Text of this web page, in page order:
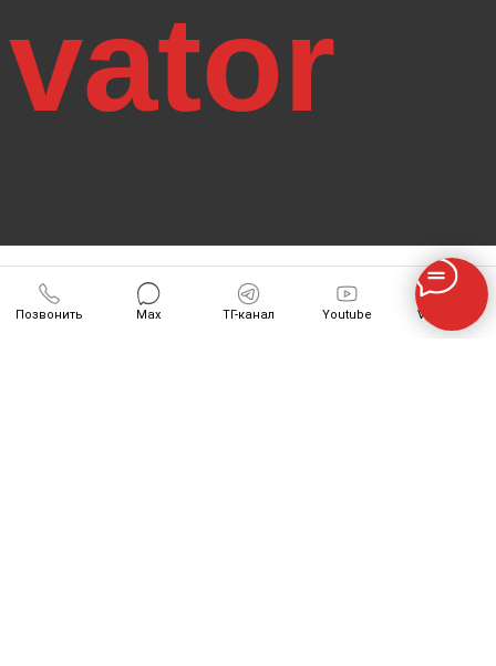
Позвонить Max ТГ-канал Youtube VK-Видео